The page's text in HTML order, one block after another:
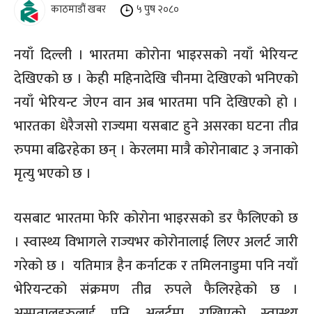
काठमाडौं खबर ५ पुष २०८०
नयाँ दिल्ली । भारतमा कोरोना भाइरसको नयाँ भेरियन्ट
देखिएको छ । केही महिनादेखि चीनमा देखिएको भनिएको
नयाँ भेरियन्ट जेएन वान अब भारतमा पनि देखिएको हो ।
भारतका धेरैजसो राज्यमा यसबाट हुने असरका घटना तीव्र
रुपमा बढिरहेका छन् । केरलमा मात्रै कोरोनाबाट ३ जनाको
मृत्यु भएको छ ।
यसबाट भारतमा फेरि कोरोना भाइरसको डर फैलिएको छ
। स्वास्थ्य विभागले राज्यभर कोरोनालाई लिएर अलर्ट जारी
गरेको छ । यतिमात्र हैन कर्नाटक र तमिलनाडुमा पनि नयाँ
भेरियन्टको संक्रमण तीव्र रुपले फैलिरहेको छ ।